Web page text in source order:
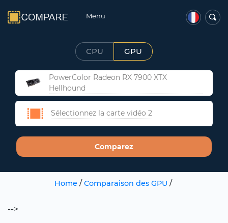
Menu
CPU GPU
PowerColor Radeon RX 7900 XTX
Hellhound
Sélectionnez la carte vidéo 2
Comparez
Home/ Comparaison des GPU /
-->